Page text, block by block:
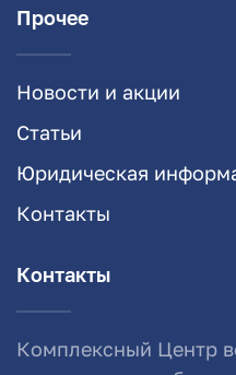
Прочее
Новости и акции
Статьи
Юридическая
Контакты
Контакты
Комплексный Центр